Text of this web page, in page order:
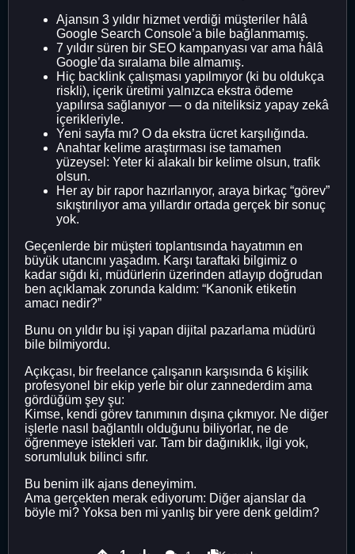
Ajansın 3 yıldır hizmet verdiği müşteriler hâlâ
Google Search Console’a bile bağlanmamış.
7 yıldır süren bir SEO kampanyası var ama hâlâ
Google’da sıralama bile almamış.
Hiç backlink çalışması yapılmıyor (ki bu oldukça
riskli), içerik üretimi yalnızca ekstra ödeme
yapılırsa sağlanıyor — o da niteliksiz yapay zekâ
içerikleriyle.
Yeni sayfa mı? O da ekstra ücret karşılığında.
Anahtar kelime araştırması ise tamamen
yüzeysel: Yeter ki alakalı bir kelime olsun, trafik
olsun.
Her ay bir rapor hazırlanıyor, araya birkaç “görev”
sıkıştırılıyor ama yıllardır ortada gerçek bir sonuç
yok.
Geçenlerde bir müşteri toplantısında hayatımın en
büyük utancını yaşadım. Karşı taraftaki bilgimiz o
kadar sığdı ki, müdürlerin üzerinden atlayıp doğrudan
ben açıklamak zorunda kaldım: “Kanonik etiketin
amacı nedir?”
Bunu on yıldır bu işi yapan dijital pazarlama müdürü
bile bilmiyordu.
Açıkçası, bir freelance çalışanın karşısında 6 kişilik
profesyonel bir ekip yerle bir olur zannederdim ama
gördüğüm şey şu:
Kimse, kendi görev tanımının dışına çıkmıyor. Ne diğer
işlerle nasıl bağlantılı olduğunu biliyorlar, ne de
öğrenmeye istekleri var. Tam bir dağınıklık, ilgi yok,
sorumluluk bilinci sıfır.
Bu benim ilk ajans deneyimim.
Ama gerçekten merak ediyorum: Diğer ajanslar da
böyle mi? Yoksa ben mi yanlış bir yere denk geldim?